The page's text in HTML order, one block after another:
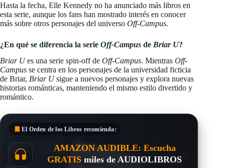
Hasta la fecha, Elle Kennedy no ha anunciado más libros en
esta serie, aunque los fans han mostrado interés en conocer
más sobre otros personajes del universo Off-Campus.
¿En qué se diferencia la serie Off-Campus de Briar U?
Briar Ues una serie spin-off de Off-Campus. Mientras Off-
Campus se centra en los personajes de la universidad ficticia
de Briar, Briar Usigue a nuevos personajes y explora nuevas
historias románticas, manteniendo el mismo estilo divertido y
romántico.
El Orden de los Libros recomienda:
AMAZON AUDIBLE: Escucha
GRATIS miles de AUDIOLIBROS